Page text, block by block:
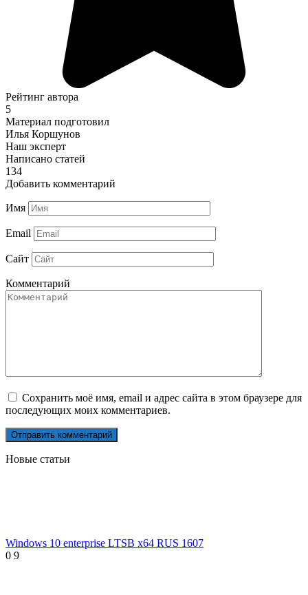
Рейтинг автора
5
Материал подготовил
Илья Коршунов
Наш эксперт
Написано статей
134
Добавить комментарий
Имя
Email
Сайт
Комментарий
Сохранить моё имя, email и адрес сайта в этом браузере для
последующих моих комментариев.
Новые статьи
Windows 10 enterprise LTSB x64 RUS 1607
0 9